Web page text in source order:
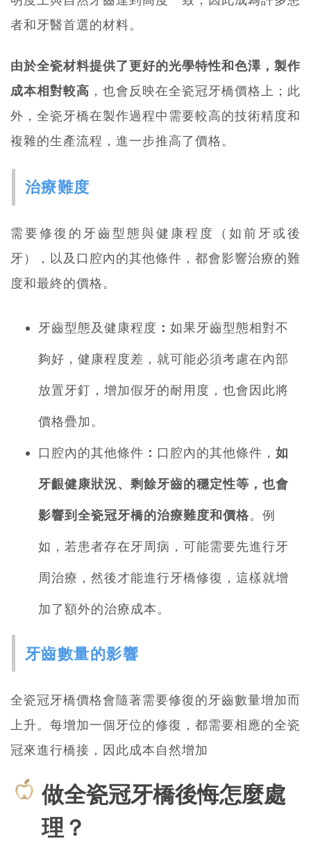
者和牙醫首選的材料。
由於全瓷材料提供了更好的光學特性和色澤，製作
成本相對較高 ，也會反映在全瓷冠牙橋價格上；此
外，全瓷牙橋在製作過程中需要較高的技術精度和
複雜的生產流程，進一步推高了價格。
治療難度
需要修復的牙齒型態與健康程度（如前牙或後
牙），以及口腔內的其他條件，都會影響治療的難
度和最終的價格。
牙齒型態及健康程度 ： 如果牙齒型態相對不
夠好，健康程度差，就可能必須考慮在內部
放置牙釘，增加假牙的耐用度，也會因此將
價格疊加。
口腔內的其他條件 ： 口腔內的其他條件， 如
牙齦健康狀況、剩餘牙齒的穩定性等，也會
影響到全瓷冠牙橋的治療難度和價格。例
如，若患者存在牙周病，可能需要先進行牙
周治療，然後才能進行牙橋修復，這樣就增
加了額外的治療成本。
牙齒數量的影響
全瓷冠牙橋價格會隨著需要修復的牙齒數量增加而
上升。每增加一個牙位的修復，都需要相應的全瓷
冠來進行橋接，因此成本自然增加
做全瓷冠牙橋後悔怎麼處
理？